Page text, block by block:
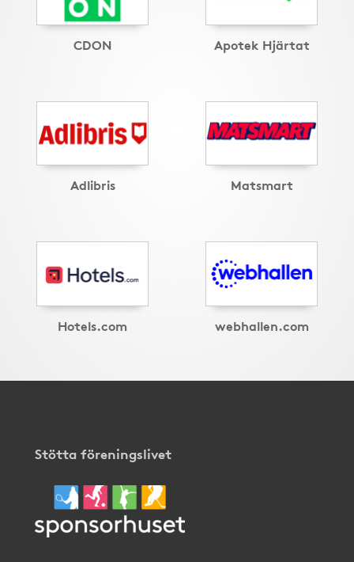
CDON Apotek Hjärtat
Adlibris Matsmart
Hotels.com webhallen.com
Stötta föreningslivet